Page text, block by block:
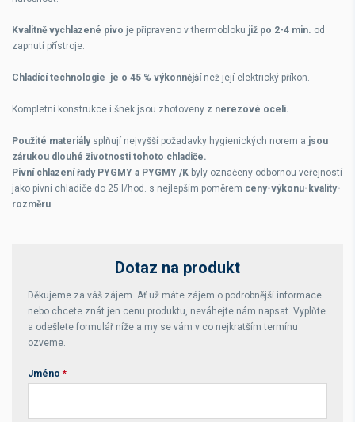
Kvalitně vychlazené pivo je připraveno v thermobloku již po 2-4 min. od
zapnutí přístroje.
Chladící technologie je o 45 % výkonnější než její elektrický příkon.
Kompletní konstrukce i šnek jsou zhotoveny z nerezové oceli.
Použité materiálysplňují nejvyšší požadavky hygienických norem a jsou
zárukou dlouhé životnosti tohoto chladiče.
Pivní chlazení řady PYGMY a PYGMY /K byly označeny odbornou veřejností
jako pivní chladiče do 25 l/hod. s nejlepším poměrem ceny-výkonu-kvality-
rozměru.
Dotaz na produkt
Děkujeme za váš zájem. Ať už máte zájem o podrobnější informace
nebo chcete znát jen cenu produktu, neváhejte nám napsat. Vyplňte
a odešlete formulář níže a my se vám v co nejkratším termínu
ozveme.
Jméno *